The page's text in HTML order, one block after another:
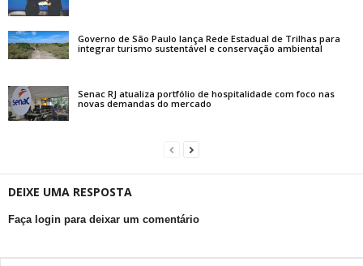
Governo de São Paulo lança Rede Estadual de Trilhas para
integrar turismo sustentável e conservação ambiental
Senac RJ atualiza portfólio de hospitalidade com foco nas
novas demandas do mercado
DEIXE UMA RESPOSTA
Faça login para deixar um comentário